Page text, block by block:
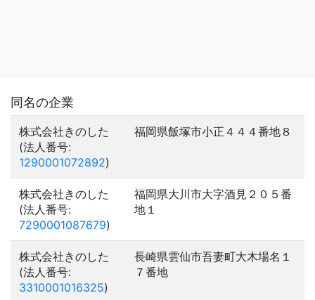
同名の企業
株式会社きのした
(法人番号:
1290001072892)
福岡県飯塚市小正４４４番地８
株式会社きのした
(法人番号:
7290001087679)
福岡県大川市大字酒見２０５番
地１
株式会社きのした
(法人番号:
3310001016325)
長崎県雲仙市吾妻町大木場名１
７番地